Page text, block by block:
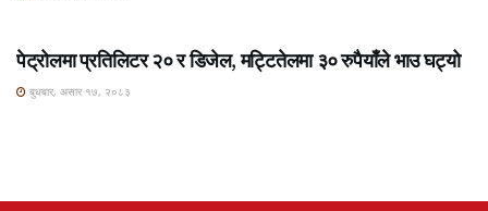
पेट्रोलमा प्रतिलिटर २० र डिजेल, मट्टितेलमा ३० रुपैयाँले भाउ घट्यो
बुधबार, असार १७, २०८३